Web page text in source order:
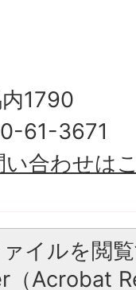
1790
61-3671
合わせは
イルを閲
（Acrobat